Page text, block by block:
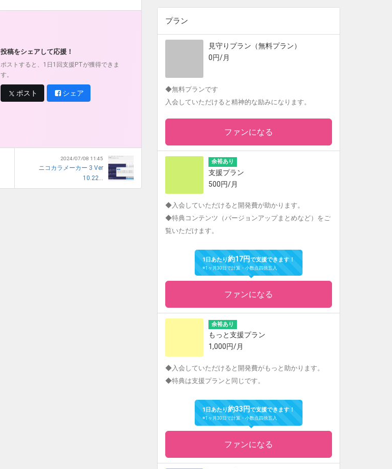
投稿をシェアして応援！
ポストすると、1日1回支援PTが獲得できま
す。
ポスト シェア
2024/07/08 11:45
ニコカラメーカー 3 Ver
10.22...
プラン
見守りプラン（無料プラン）
0円/月
◆無料プランです
入会していただけると精神的な励みになります。
ファンになる
余裕あり
支援プラン
500円/月
◆入会していただけると開発費が助かります。
◆特典コンテンツ（バージョンアップまとめなど）をご
覧いただけます。
1日あたり約17円で支援できます！
※1ヶ月30日で計算・小数点四捨五入
ファンになる
余裕あり
もっと支援プラン
1,000円/月
◆入会していただけると開発費がもっと助かります。
◆特典は支援プランと同じです。
1日あたり約33円で支援できます！
※1ヶ月30日で計算・小数点四捨五入
ファンになる